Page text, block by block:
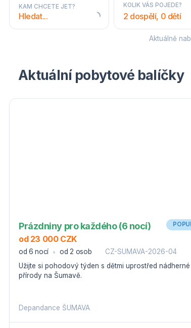
KAM CHCETE JET? KOLIK VÁS POJEDE?
2 dospělí, 0 dětí
Aktuálně
Aktuální pobytové balíčky
Prázdniny pro každého (6 nocí)
od 23 000 CZK
od 6 nocí od 2 osob
CZ-SUMAVA-2026-04
Užijte si pohodový týden s dětmi uprostřed nádherné
přírody na Šumavě.
Depandance ŠUMAVA